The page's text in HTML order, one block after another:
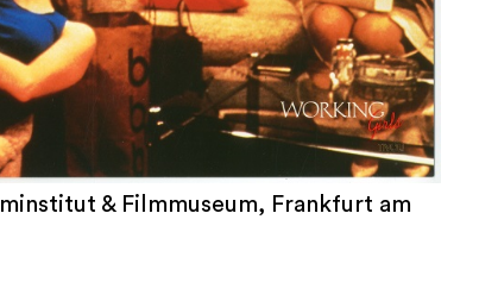
& Filmmuseum, Frankfurt am